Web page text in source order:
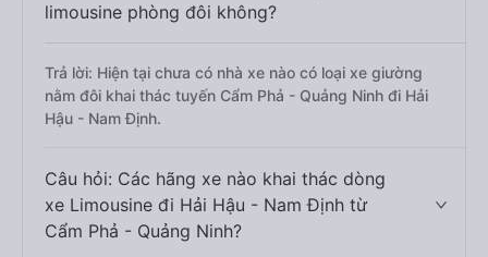
limousine phòng đôi không?
Trả lời: Hiện tại chưa có nhà xe nào có loại xe giường
nằm đôi khai thác tuyến Cẩm Phả - Quảng Ninh đi Hải
Hậu - Nam Định.
Câu hỏi: Các hãng xe nào khai thác dòng
xe Limousine đi Hải Hậu - Nam Định từ
Cẩm Phả - Quảng Ninh?